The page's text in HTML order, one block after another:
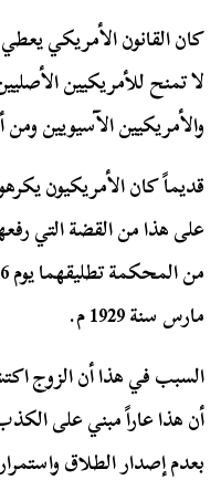
كان القانون الأمريكي
لا تمنح للأمريكيين
والأمريكيين الآسيويين ومن
قديماً كان الأمريكيون
على هذا من القضة التي
مارس سنة 1929 م.
السبب في هذا أن الزوج
أن هذا عاراً مبني على
بعدم إصدار الطلاق